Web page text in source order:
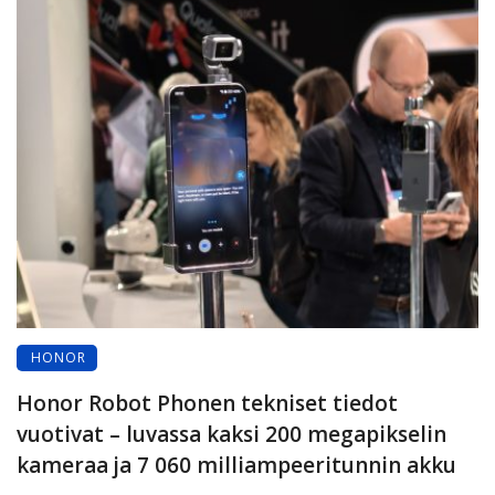
HONOR
Honor Robot Phonen tekniset tiedot
vuotivat – luvassa kaksi 200 megapikselin
kameraa ja 7 060 milliampeeritunnin akku